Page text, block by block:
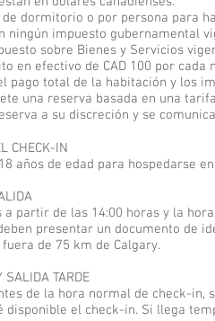
dormitorio o por persona para
ningún impuesto gubernamental
sobre Bienes y Servicios
en efectivo de CAD 100 por
pago total de la habitación y los
una reserva basada en una
a su discreción y se
CHECK-IN
años de edad para hospedarse
a partir de las 14:00 horas y la
presentar un documento
de 75 km de Calgary.
SALIDA TARDE
de la hora normal de check-
disponible el check-in. Si llega